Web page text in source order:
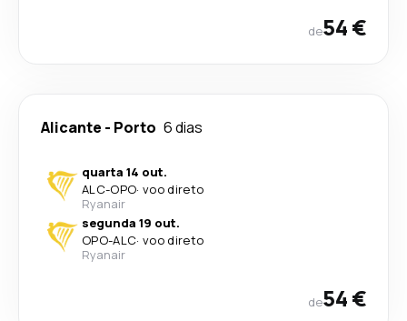
de54 €
Alicante - Porto 6 dias
quarta 14 out.
ALC-OPO· voo direto
Ryanair
segunda 19 out.
OPO-ALC· voo direto
Ryanair
de54 €